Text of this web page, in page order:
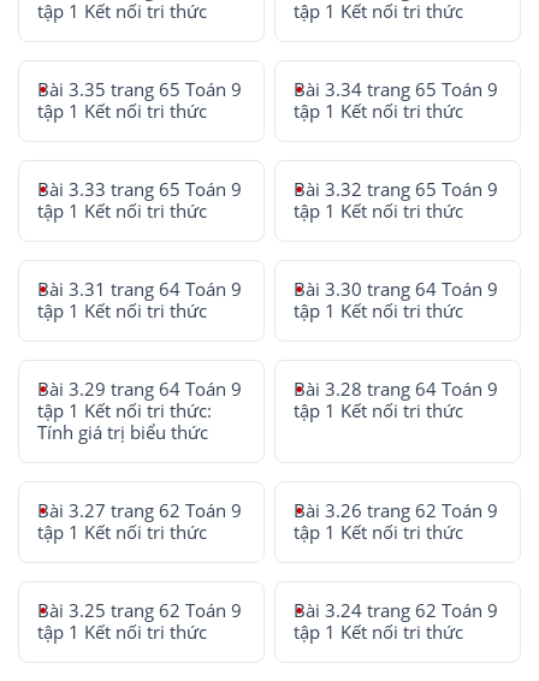
tập 1 Kết nối tri thức
tập 1 Kết nối tri thức
Bài 3.35 trang 65 Toán 9
tập 1 Kết nối tri thức
Bài 3.34 trang 65 Toán 9
tập 1 Kết nối tri thức
Bài 3.33 trang 65 Toán 9
tập 1 Kết nối tri thức
Bài 3.32 trang 65 Toán 9
tập 1 Kết nối tri thức
Bài 3.31 trang 64 Toán 9
tập 1 Kết nối tri thức
Bài 3.30 trang 64 Toán 9
tập 1 Kết nối tri thức
Bài 3.29 trang 64 Toán 9
tập 1 Kết nối tri thức:
Tính giá trị biểu thức
Bài 3.28 trang 64 Toán 9
tập 1 Kết nối tri thức
Bài 3.27 trang 62 Toán 9
tập 1 Kết nối tri thức
Bài 3.26 trang 62 Toán 9
tập 1 Kết nối tri thức
Bài 3.25 trang 62 Toán 9
tập 1 Kết nối tri thức
Bài 3.24 trang 62 Toán 9
tập 1 Kết nối tri thức